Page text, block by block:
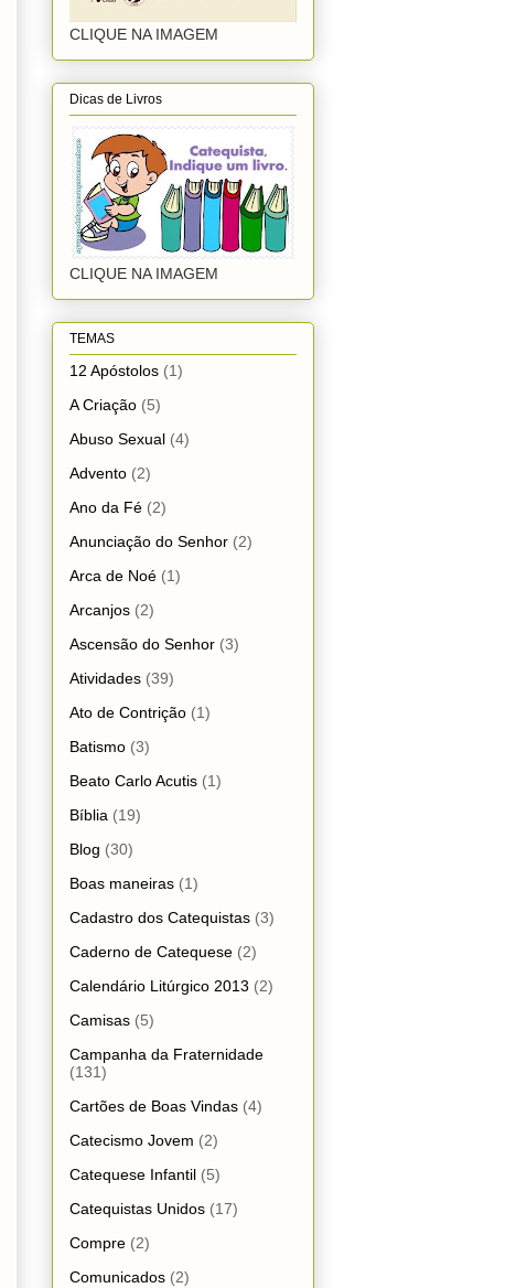
CLIQUE NA IMAGEM
Dicas de Livros
CLIQUE NA IMAGEM
TEMAS
12 Apóstolos (1)
A Criação (5)
Abuso Sexual (4)
Advento (2)
Ano da Fé (2)
Anunciação do Senhor (2)
Arca de Noé (1)
Arcanjos (2)
Ascensão do Senhor (3)
Atividades (39)
Ato de Contrição (1)
Batismo (3)
Beato Carlo Acutis (1)
Bíblia (19)
Blog (30)
Boas maneiras (1)
Cadastro dos Catequistas (3)
Caderno de Catequese (2)
Calendário Litúrgico 2013 (2)
Camisas (5)
Campanha da Fraternidade
(131)
Cartões de Boas Vindas (4)
Catecismo Jovem (2)
Catequese Infantil (5)
Catequistas Unidos (17)
Compre (2)
Comunicados (2)